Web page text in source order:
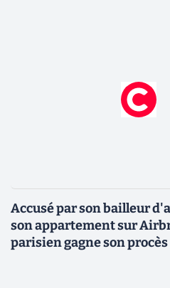
Accusé par son bailleur
son appartement sur
parisien gagne son procès